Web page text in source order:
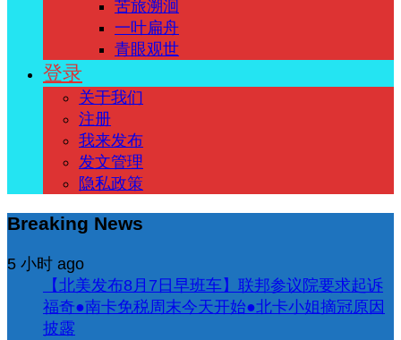
苦旅溯洄
一叶扁舟
青眼观世
登录
关于我们
注册
我来发布
发文管理
隐私政策
Breaking News
5 小时 ago
【北美发布8月7日早班车】联邦参议院要求起诉
福奇●南卡免税周末今天开始●北卡小姐摘冠原因
披露